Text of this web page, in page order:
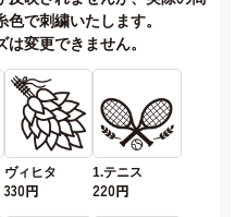
で刺繍いたします。
変更できません。
ヴィヒタ
330円
1.テニス
220円